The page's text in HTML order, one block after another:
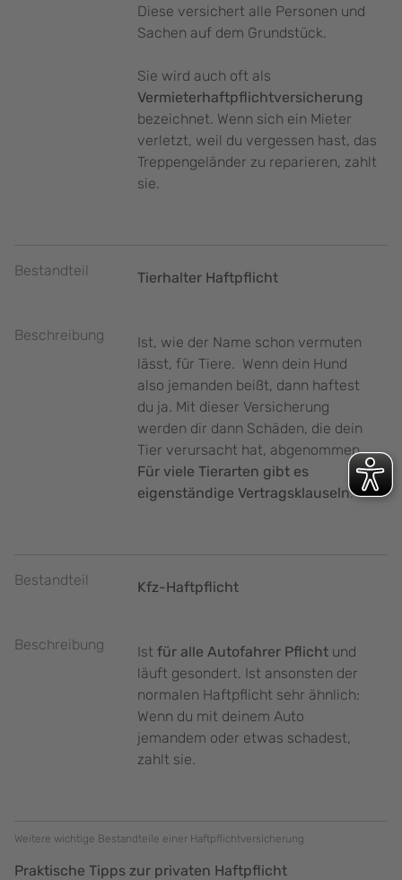
Diese versichert alle Personen und
Sachen auf dem Grundstück.
Sie wird auch oft als
Vermieterhaftpflichtversicherung
bezeichnet. Wenn sich ein Mieter
verletzt, weil du vergessen hast, das
Treppengeländer zu reparieren, zahlt
sie.
Bestandteil Tierhalter Haftpflicht
Beschreibung
Ist, wie der Name schon vermuten
lässt, für Tiere. Wenn dein Hund
also jemanden beißt, dann haftest
du ja. Mit dieser Versicherung
werden dir dann Schäden, die dein
Tier verursacht hat, abgenommen.
Für viele Tierarten gibt es
eigenständige Vertragsklauseln.
Bestandteil Kfz-Haftpflicht
Beschreibung Ist für alle Autofahrer Pflicht und
läuft gesondert. Ist ansonsten der
normalen Haftpflicht sehr ähnlich:
Wenn du mit deinem Auto
jemandem oder etwas schadest,
zahlt sie.
Weitere wichtige Bestandteile einer Haftpflichtversicherung
Praktische Tipps zur privaten Haftpflicht